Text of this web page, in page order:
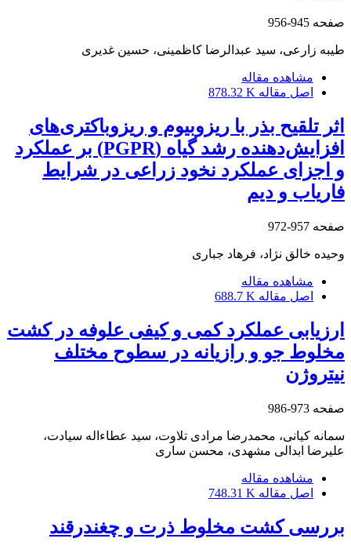
صفحه 945-956
طیبه زارعی، سید عبدالرضا کاظمینی، حسین غدیری
مشاهده مقاله
اصل مقاله 878.32 K
اثر تلقیح بذر با ریزوبیوم و ریزوباکتری‌های
افزایش‌دهنده رشد گیاه (PGPR) بر عملکرد
و اجزای عملکرد نخود زراعی در شرایط
فاریاب و دیم
صفحه 957-972
وحیده خالق نژاد، فرهاد جباری
مشاهده مقاله
اصل مقاله 688.7 K
ارزیابی عملکرد کمی و کیفی علوفه در کشت
مخلوط جو و رازیانه در سطوح مختلف
نیتروژن
صفحه 973-986
سمانه کیانی، محمدرضا مرادی تلاوت، سید عطاءاله سیادت،
علیرضا ابدالی مشهدی، محسن ساری
مشاهده مقاله
اصل مقاله 748.31 K
بررسی کشت مخلوط ذرت و چغندرقند